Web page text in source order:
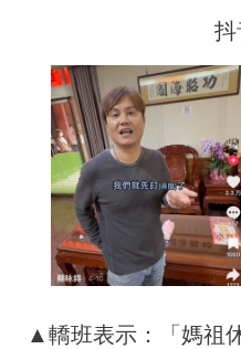
抖
▲轎班表示：「媽祖